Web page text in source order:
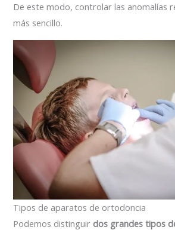
De este modo, controlar las anomalías
más sencillo.
Tipos de aparatos de ortodoncia
Podemos distinguir dos grandes tipos